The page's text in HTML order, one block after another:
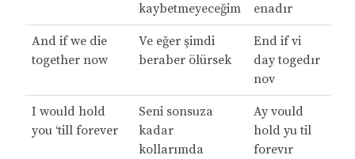
kaybetmeyeceğim
enadır
And if we die
together now
Ve eğer şimdi
beraber ölürsek
End if vi
day togedır
nov
I would hold
you ‘till forever
Seni sonsuza
kadar
kollarımda
Ay vould
hold yu til
forevır